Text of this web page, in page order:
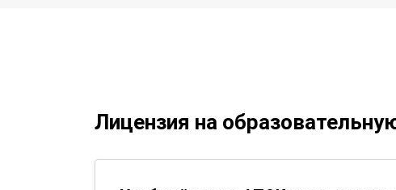
Лицензия на